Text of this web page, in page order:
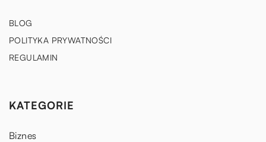
BLOG
POLITYKA PRYWATNOŚCI
REGULAMIN
KATEGORIE
Biznes